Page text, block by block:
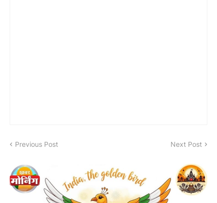
Previous Post Next Post